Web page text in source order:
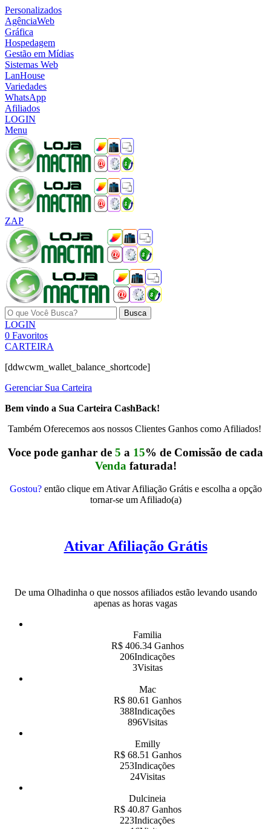
Personalizados
AgênciaWeb
Gráfica
Hospedagem
Gestão em Mídias
Sistemas Web
LanHouse
Variedades
WhatsApp
Afiliados
LOGIN
Menu
ZAP
Busca
LOGIN
0 Favoritos
CARTEIRA
[ddwcwm_wallet_balance_shortcode]
Gerenciar Sua Carteira
Bem vindo a Sua Carteira CashBack!
Também Oferecemos aos nossos Clientes Ganhos como Afiliados!
Voce pode ganhar de 5 a 15% de Comissão de cada
Venda faturada!
Gostou?então clique em Ativar Afiliação Grátis e escolha a opção
tornar-se um Afiliado(a)
Ativar Afiliação Grátis
De uma Olhadinha o que nossos afiliados estão levando usando
apenas as horas vagas
Familia
R$ 406.34 Ganhos
206Indicações
3Visitas
Mac
R$ 80.61 Ganhos
388Indicações
896Visitas
Emilly
R$ 68.51 Ganhos
253Indicações
24Visitas
Dulcineia
R$ 40.87 Ganhos
223Indicações